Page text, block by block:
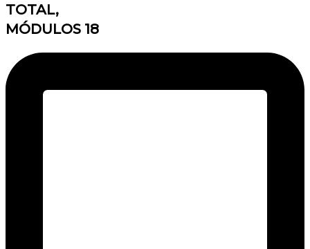
TOTAL,
MÓDULOS 18